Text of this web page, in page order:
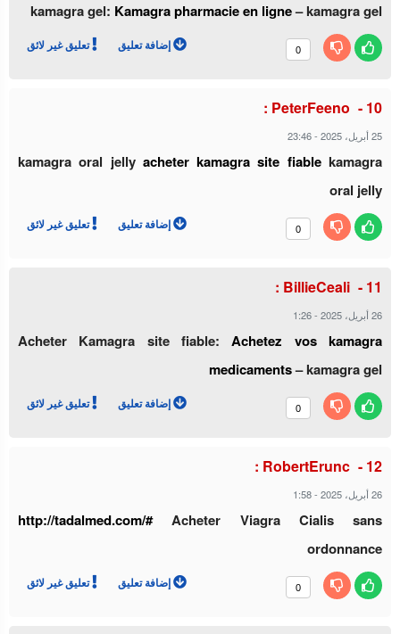
kamagra gel: Kamagra pharmacie en ligne– kamagra gel
0 إضافة تعليق تعليق غير لائق
PeterFeeno :
25 أبريل، 2025 -
23:46
kamagra oral jelly acheter kamagra site fiablekamagra
oral jelly
0 إضافة تعليق تعليق غير لائق
BillieCeali :
26 أبريل، 2025 -
1:26
Acheter Kamagra site fiable:Achetez vos kamagra
medicaments– kamagra gel
0 إضافة تعليق تعليق غير لائق
RobertErunc :
26 أبريل، 2025 -
1:58
http://tadalmed.com/#Acheter Viagra Cialis sans
ordonnance
0 إضافة تعليق تعليق غير لائق